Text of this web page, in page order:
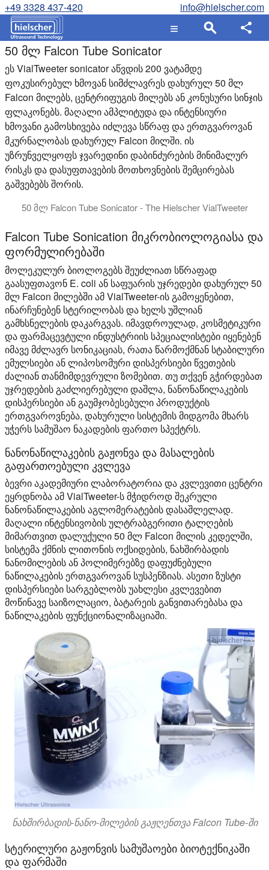
+49 3328 437-420 info@hielscher.com
50 მლ Falcon Tube Sonicator
ეს VialTweeter sonicator აწვდის 200 ვატამდე
ფოკუსირებულ ხმოვან სიმძლავრეს დახურულ 50 მლ
Falcon მილებს, ცენტრიფუგის მილებს ან კონუსური სინჯის
ფლაკონებს. მაღალი ამპლიტუდა და ინტენსიური
ხმოვანი გამოსხივება იძლევა სწრაფ და ერთგვაროვან
მკურნალობას დახურულ Falcon მილში. ის
უზრუნველყოფს ჯვარედინი დაბინძურების მინიმალურ
რისკს და დასუფთავების მოთხოვნების შემცირებას
გაშვებებს შორის.
50 მლ Falcon Tube Sonicator - The Hielscher VialTweeter
Falcon Tube Sonication მიკრობიოლოგიასა და
ფორმულირებაში
მოლეკულურ ბიოლოგებს შეუძლიათ სწრაფად
გაასუფთავონ E. coli ან საფუარის უჯრედები დახურულ 50
მლ Falcon მილებში ამ VialTweeter-ის გამოყენებით,
ინარჩუნებენ სტერილობას და ხელს უშლიან
გამხსნელების დაკარგვას. იმავდროულად, კოსმეტიკური
და ფარმაცევტული ინდუსტრიის სპეციალისტები იყენებენ
იმავე მძლავრ სონიკაციას, რათა წარმოქმნან სტაბილური
ემულსიები ან ლიპოსომური დისპერსიები წვეთების
ძალიან თანმიმდევრული ზომებით. თუ თქვენ გჭირდებათ
უჯრედების გაძლიერებული დაშლა, ნანონაწილაკების
დისპერსიები ან გაუმჯობესებული პროდუქტის
ერთგვაროვნება, დახურული სისტემის მიდგომა მხარს
უჭერს სამუშაო ნაკადების ფართო სპექტრს.
ნანონაწილაკების გაჟონვა და მასალების
გაფართოებული კვლევა
ბევრი აკადემიური ლაბორატორია და კვლევითი ცენტრი
ეყრდნობა ამ VialTweeter-ს მჭიდროდ შეკრული
ნანონაწილაკების აგლომერატების დასაშლელად.
მაღალი ინტენსივობის ულტრაბგერითი ტალღების
მიმართვით დალუქული 50 მლ Falcon მილის კედელში,
სისტემა ქმნის ლითონის ოქსიდების, ნახშირბადის
ნანომილების ან პოლიმერებზე დაფუძნებული
ნაწილაკების ერთგვაროვან სუსპენზიას. ასეთი ზუსტი
დისპერსიები სარგებლობს უახლესი კვლევებით
მოწინავე საიზოლაციო, ბატარეის განვითარებასა და
ნაწილაკების ფუნქციონალიზაციაში.
ნახშირბადის-ნანო-მილების გაჟღენთვა Falcon Tube-ში
სტერილური გაჟონვის სამუშაოები ბიოტექნიკაში
და ფარმაში